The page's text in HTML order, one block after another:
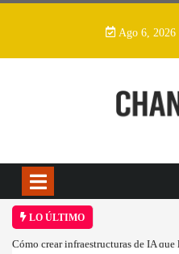
Ago 6, 2026
LO ÚLTIMO
Cómo crear infraestructuras de IA